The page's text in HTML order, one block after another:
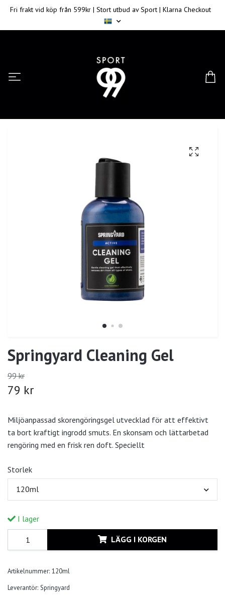
Fri frakt vid köp från 599kr | Stort utbud av Sport | Klarna Checkout
Springyard Cleaning Gel
99 kr
79 kr
Miljöanpassad skorengöringsgel utvecklad för att effektivt
ta bort kraftigt ingrodd smuts. En skonsam och lättarbetad
rengöring med en frisk ren doft. Speciellt
Storlek
120ml
I lager
LÄGG I KORGEN
Artikelnummer: 120ml
Leverantör: Springyard